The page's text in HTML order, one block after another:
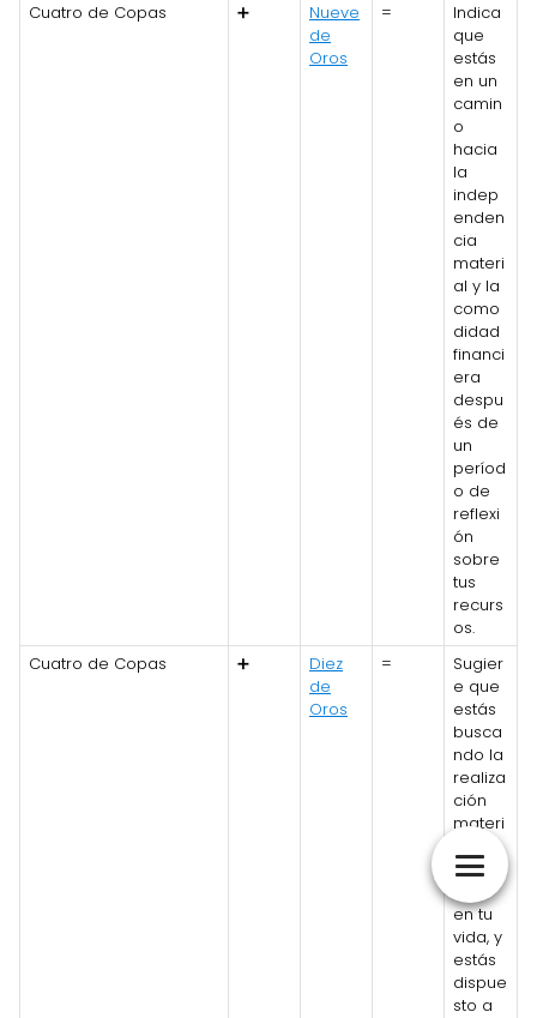
Cuatro de Copas
➕
Nueve
de
Oros
=
Indica
que
estás
en un
camin
o
hacia
la
indep
enden
cia
materi
al y la
como
didad
financi
era
despu
és de
un
períod
o de
reflexi
ón
sobre
tus
recurs
os.
Cuatro de Copas
➕
Diez
de
Oros
=
Sugier
e que
estás
busca
ndo la
realiza
ción
materi
emoci
en tu
vida, y
estás
dispue
sto a